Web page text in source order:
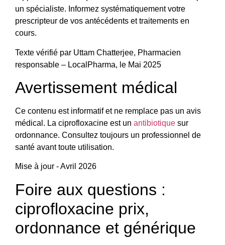
un spécialiste. Informez systématiquement votre
prescripteur de vos antécédents et traitements en
cours.
Texte vérifié par Uttam Chatterjee, Pharmacien
responsable – LocalPharma, le Mai 2025
Avertissement médical
Ce contenu est informatif et ne remplace pas un avis
médical. La ciprofloxacine est un antibiotique sur
ordonnance. Consultez toujours un professionnel de
santé avant toute utilisation.
Mise à jour - Avril 2026
Foire aux questions :
ciprofloxacine prix,
ordonnance et générique